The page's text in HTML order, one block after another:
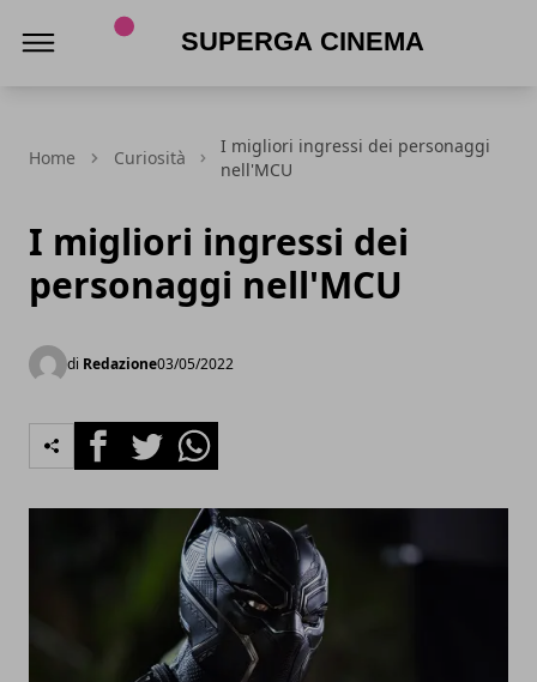
Home Curiosità
I migliori ingressi dei personaggi
nell'MCU
I migliori ingressi dei
personaggi nell'MCU
di Redazione03/05/2022
FacebookTwitterWhatsapp